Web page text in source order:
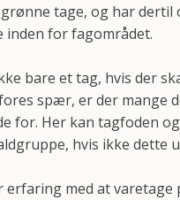
tage, og har dertil
inden for fagområdet.
bare et tag, hvis der
spær, er der mange
for. Her kan tagfoden
hvis ikke dette
erfaring med at varetage